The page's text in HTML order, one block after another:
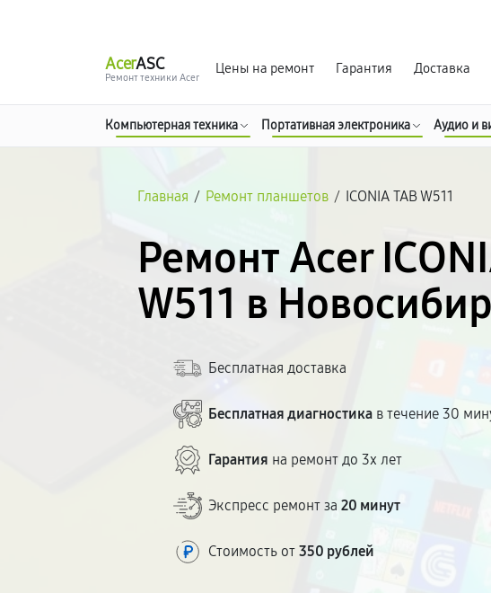
AcerASC
Ремонт техники Acer
Цены на ремонт Гарантия Доставка
Компьютерная техника Портативная электроника Аудио и
Главная / Ремонт планшетов / ICONIA TAB W511
Ремонт Acer
W511 в
Бесплатная доставка
Бесплатная диагностика в течение 30
Гарантия на ремонт до 3х лет
Экспресс ремонт за20 минут
Стоимость от350 рублей